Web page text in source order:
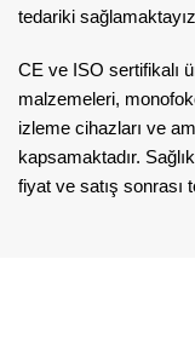
tedariki
CE ve ISO sertifikalı
malzemeleri,
izleme cihazları ve
kapsamaktadır.
fiyat ve satış sonrası